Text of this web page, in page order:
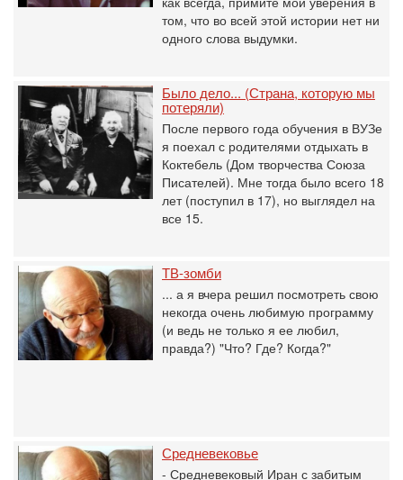
том, что во всей этой истории нет ни
одного слова выдумки.
Было дело... (Страна, которую мы
потеряли)
После первого года обучения в ВУЗе
я поехал с родителями отдыхать в
Коктебель (Дом творчества Союза
Писателей). Мне тогда было всего 18
лет (поступил в 17), но выглядел на
все 15.
ТВ-зомби
... а я вчера решил посмотреть свою
некогда очень любимую программу
(и ведь не только я ее любил,
правда?) "Что? Где? Когда?"
Средневековье
- Средневековый Иран с забитым